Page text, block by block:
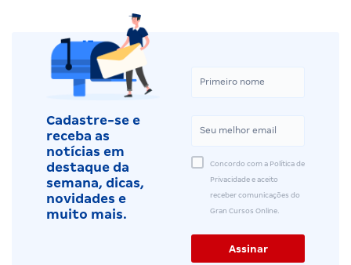
Cadastre-se e
receba as
notícias em
destaque da
semana, dicas,
novidades e
muito mais.
Concordo com a Política de
Privacidade e aceito
receber comunicações do
Gran Cursos Online.